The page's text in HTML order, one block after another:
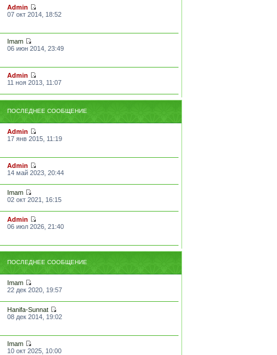
Admin
07 окт 2014, 18:52
Imam
06 июн 2014, 23:49
Admin
11 ноя 2013, 11:07
ПОСЛЕДНЕЕ СООБЩЕНИЕ
Admin
17 янв 2015, 11:19
Admin
14 май 2023, 20:44
Imam
02 окт 2021, 16:15
Admin
06 июл 2026, 21:40
ПОСЛЕДНЕЕ СООБЩЕНИЕ
Imam
22 дек 2020, 19:57
Hanifa-Sunnat
08 дек 2014, 19:02
Imam
10 окт 2025, 10:00